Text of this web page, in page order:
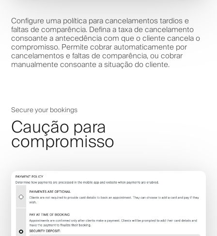
Configure uma política para cancelamentos tardios e
faltas de comparência. Defina a taxa de cancelamento
consoante a antecedência com que o cliente cancela o
compromisso. Permite cobrar automaticamente por
cancelamentos e faltas de comparência, ou cobrar
manualmente consoante a situação do cliente.
Secure your bookings
Caução para
compromisso